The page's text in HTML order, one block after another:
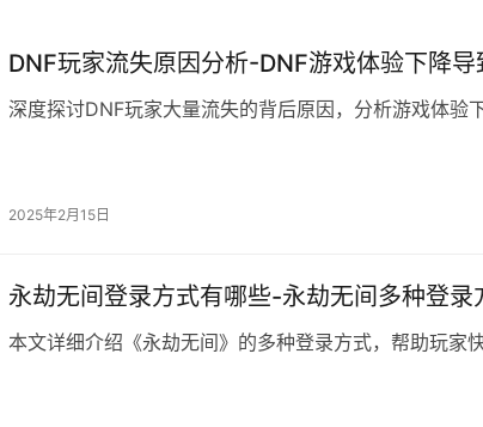
DNF玩家流失原因分析-DNF游戏体验下降导
深度探讨DNF玩家大量流失的背后原因，分析游戏体验
2025年2月15日
永劫无间登录方式有哪些-永劫无间多种登录
本文详细介绍《永劫无间》的多种登录方式，帮助玩家快